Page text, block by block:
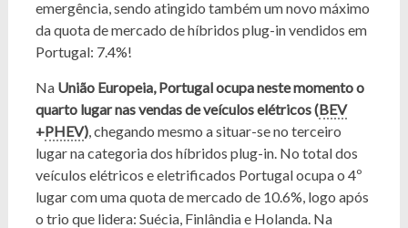
emergência, sendo atingido também um novo máximo
da quota de mercado de híbridos plug-in vendidos em
Portugal: 7.4%!
Na União Europeia, Portugal ocupa neste momento o
quarto lugar nas vendas de veículos elétricos (BEV
+PHEV), chegando mesmo a situar-se no terceiro
lugar na categoria dos híbridos plug-in. No total dos
veículos elétricos e eletrificados Portugal ocupa o 4º
lugar com uma quota de mercado de 10.6%, logo após
o trio que lidera: Suécia, Finlândia e Holanda. Na